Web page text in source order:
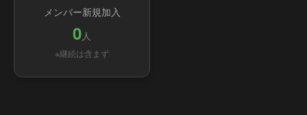
メンバー新規加入
0人
※継続は含まず